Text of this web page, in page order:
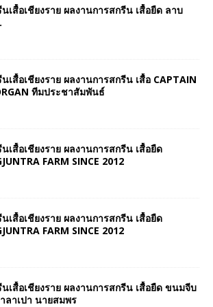
เสื้อเชียงราย ผลงานการสกรีน เสื้อยืด ลาบ
เสื้อเชียงราย ผลงานการสกรีน เสื้อ CAPTAIN
ทีมประชาสัมพันธ์
เสื้อเชียงราย ผลงานการสกรีน เสื้อยืด
FARM SINCE 2012
เสื้อเชียงราย ผลงานการสกรีน เสื้อยืด
FARM SINCE 2012
นเสื้อเชียงราย ผลงานการสกรีน เสื้อยืด ขนมจีบ
ลาเปา นายสมพร